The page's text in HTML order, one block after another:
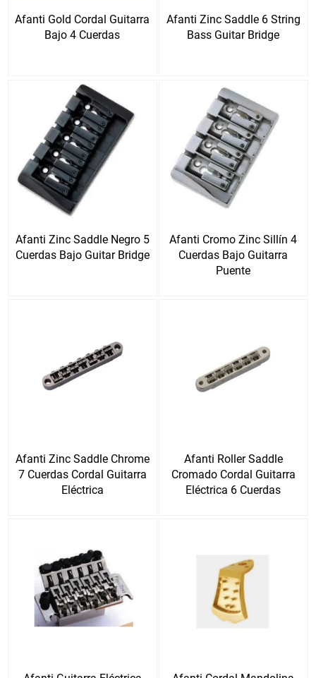
Afanti Gold Cordal Guitarra
Bajo 4 Cuerdas
Afanti Zinc Saddle 6 String
Bass Guitar Bridge
Afanti Zinc Saddle Negro 5
Cuerdas Bajo Guitar Bridge
Afanti Cromo Zinc Sillín 4
Cuerdas Bajo Guitarra
Puente
Afanti Zinc Saddle Chrome
7 Cuerdas Cordal Guitarra
Eléctrica
Afanti Roller Saddle
Cromado Cordal Guitarra
Eléctrica 6 Cuerdas